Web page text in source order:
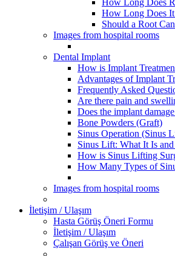
How Long Does It
Should a Root
Images from hospital rooms
Dental Implant
How is Implant
Advantages of Implant
Frequently Asked
Are there pain and
Does the implant
Bone Powders (Graft)
Sinus Operation (Sinus
Sinus Lift: What It Is
How is Sinus Lifting
How Many Types of
Images from hospital rooms
İletişim / Ulaşım
Hasta Görüş Öneri Formu
İletişim / Ulaşım
Çalışan Görüş ve Öneri